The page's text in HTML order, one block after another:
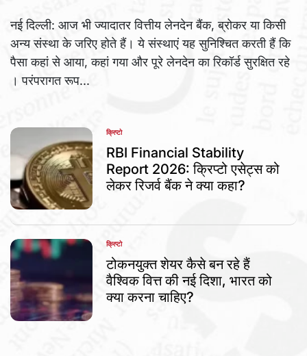
नई दिल्ली: आज भी ज्यादातर वित्तीय लेनदेन बैंक, ब्रोकर या किसी
अन्य संस्था के जरिए होते हैं। ये संस्थाएं यह सुनिश्चित करती हैं कि
पैसा कहां से आया, कहां गया और पूरे लेनदेन का रिकॉर्ड सुरक्षित रहे
। परंपरागत रूप...
POSTED
IN
क्रिप्टो
RBI Financial Stability
Report 2026: क्रिप्टो एसेट्स को
लेकर रिजर्व बैंक ने क्या कहा?
POSTED
IN
क्रिप्टो
टोकनयुक्त शेयर कैसे बन रहे हैं
वैश्विक वित्त की नई दिशा, भारत को
क्या करना चाहिए?